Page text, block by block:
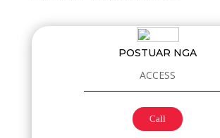
POSTUAR NGA
ACCESS
Call